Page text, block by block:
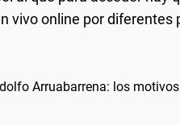
vivo online por diferentes
Arruabarrena: los